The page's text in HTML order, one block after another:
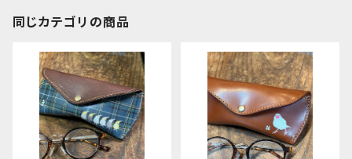
同じカテゴリの商品